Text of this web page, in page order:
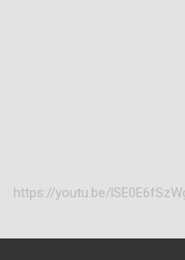
https://youtu.be/